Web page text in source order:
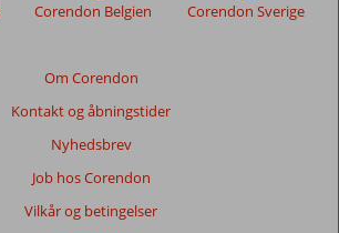
Om Corendon
Kontakt og åbningstider
Nyhedsbrev
Job hos Corendon
Vilkår og betingelser
Corendon Belgien Corendon Sverige